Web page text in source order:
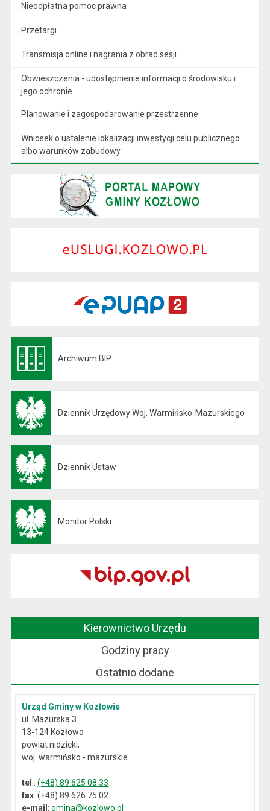
Nieodpłatna pomoc prawna
Przetargi
Transmisja online i nagrania z obrad sesji
Obwieszczenia - udostępnienie informacji o środowisku i
jego ochronie
Planowanie i zagospodarowanie przestrzenne
Wniosek o ustalenie lokalizacji inwestycji celu publicznego
albo warunków zabudowy
Archiwum BIP
Dziennik Urzędowy Woj. Warmińsko-Mazurskiego
Dziennik Ustaw
Monitor Polski
Kierownictwo Urzędu
Godziny pracy
Ostatnio dodane
Urząd Gminy w Kozłowie
ul. Mazurska 3
13-124 Kozłowo
powiat nidzicki,
woj. warmińsko - mazurskie
tel .:(+48) 89 625 08 33
fax: (+48) 89 626 75 02
e-mail:gmina@kozlowo.pl